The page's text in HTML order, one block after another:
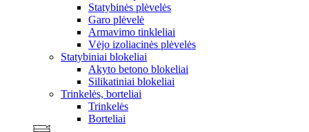
Statybinės plėvelės
Garo plėvelė
Armavimo tinkleliai
Vėjo izoliacinės plėvelės
Statybiniai blokeliai
Akyto betono blokeliai
Silikatiniai blokeliai
Trinkelės, borteliai
Trinkelės
Borteliai